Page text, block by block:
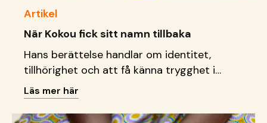
Artikel
När Kokou fick sitt namn tillbaka
Hans berättelse handlar om identitet,
tillhörighet och att få känna trygghet i
grunden.
Läs mer här